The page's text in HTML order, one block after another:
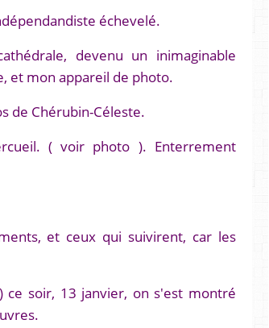
échevelé.
devenu un inimaginable
et mon appareil de photo.
de Chérubin-Céleste.
( voir photo ). Enterrement
et ceux qui suivirent, car les
ce soir, 13 janvier, on s'est montré